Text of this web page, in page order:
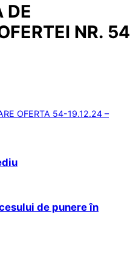
DE
NR. 54
OFERTA 54-19.12.24 –
de punere în